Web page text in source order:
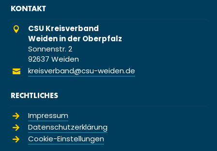
KONTAKT

CSU Kreisverband
Weiden in der Oberpfalz
Sonnenstr. 2
92637 Weiden
 kreisverband@csu-weiden.de
RECHTLICHES
 Impressum
 Datenschutzerklärung
 Cookie-Einstellungen